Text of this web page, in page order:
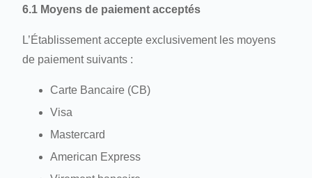
6.1 Moyens de paiement acceptés
L’Établissement accepte exclusivement les moyens
de paiement suivants :
Carte Bancaire (CB)
Visa
Mastercard
American Express